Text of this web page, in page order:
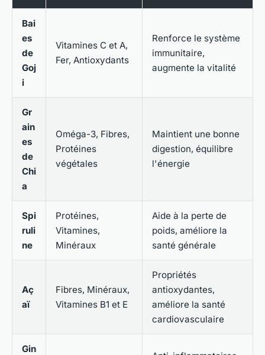
Bai
es
de
Goj
i
Vitamines C et A,
Fer, Antioxydants
Renforce le système
immunitaire,
augmente la vitalité
Gr
ain
es
de
Chi
a
Oméga-3, Fibres,
Protéines
végétales
Maintient une bonne
digestion, équilibre
l'énergie
Spi
ruli
ne
Protéines,
Vitamines,
Minéraux
Aide à la perte de
poids, améliore la
santé générale
Aç
aï
Fibres, Minéraux,
Vitamines B1 et E
Propriétés
antioxydantes,
améliore la santé
cardiovasculaire
Gin